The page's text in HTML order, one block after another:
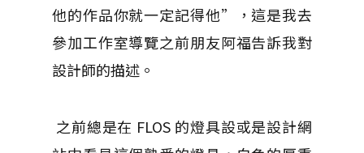
他的作品你就一定記得他”，這是我去
參加工作室導覽之前朋友阿福告訴我對
設計師的描述。
之前總是在 FLOS 的燈具設或是設計網